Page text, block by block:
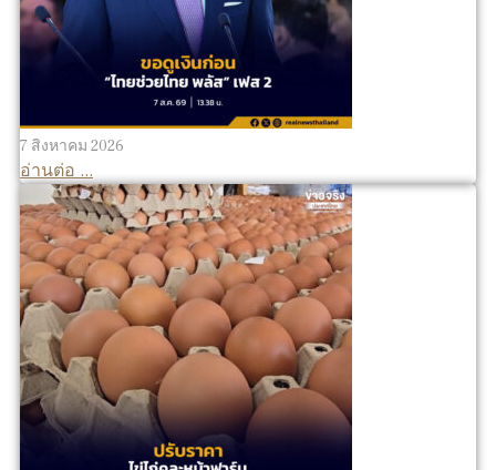
7 สิงหาคม 2026
อ่านต่อ ...